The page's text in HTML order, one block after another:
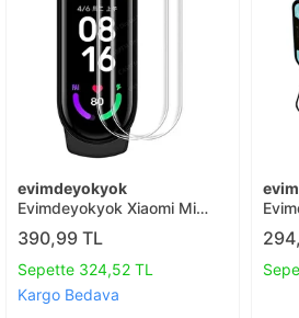
evimdeyokyok
Evimdeyokyok Xiaomi Mi
Band 7 Polymer Nano Ekran
Koruyucu - Şeffaf T20
390,99 TL
Sepette 324,52 TL
Kargo Bedava